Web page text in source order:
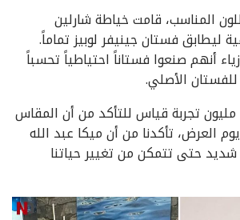
المناسب، قامت خياطة شارلين
ليطابق فستان جينيفر لوبيز تماماً.
أنهم صنعوا فستاناً احتياطياً تحسباً
الأصلي.
مليون تجربة قياس للتأكد من أن المقاس
العرض، تأكدنا من أن ميكا عبد الله
شديد حتى تتمكن من تغيير حياتنا